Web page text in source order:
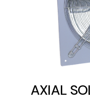
AXIAL